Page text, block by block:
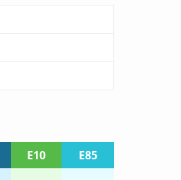
E10
E85